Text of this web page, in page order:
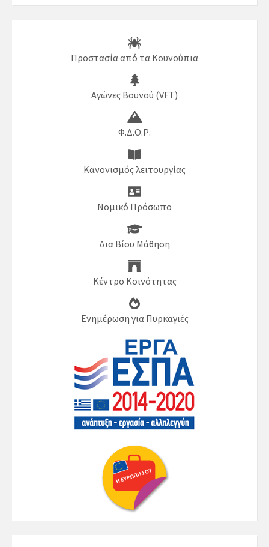
Προστασία από τα Κουνούπια
Αγώνες Βουνού (VFT)
Φ.Δ.Ο.Ρ.
Κανονισμός λειτουργίας
Νομικό Πρόσωπο
Δια Βίου Μάθηση
Κέντρο Κοινότητας
Ενημέρωση για Πυρκαγιές